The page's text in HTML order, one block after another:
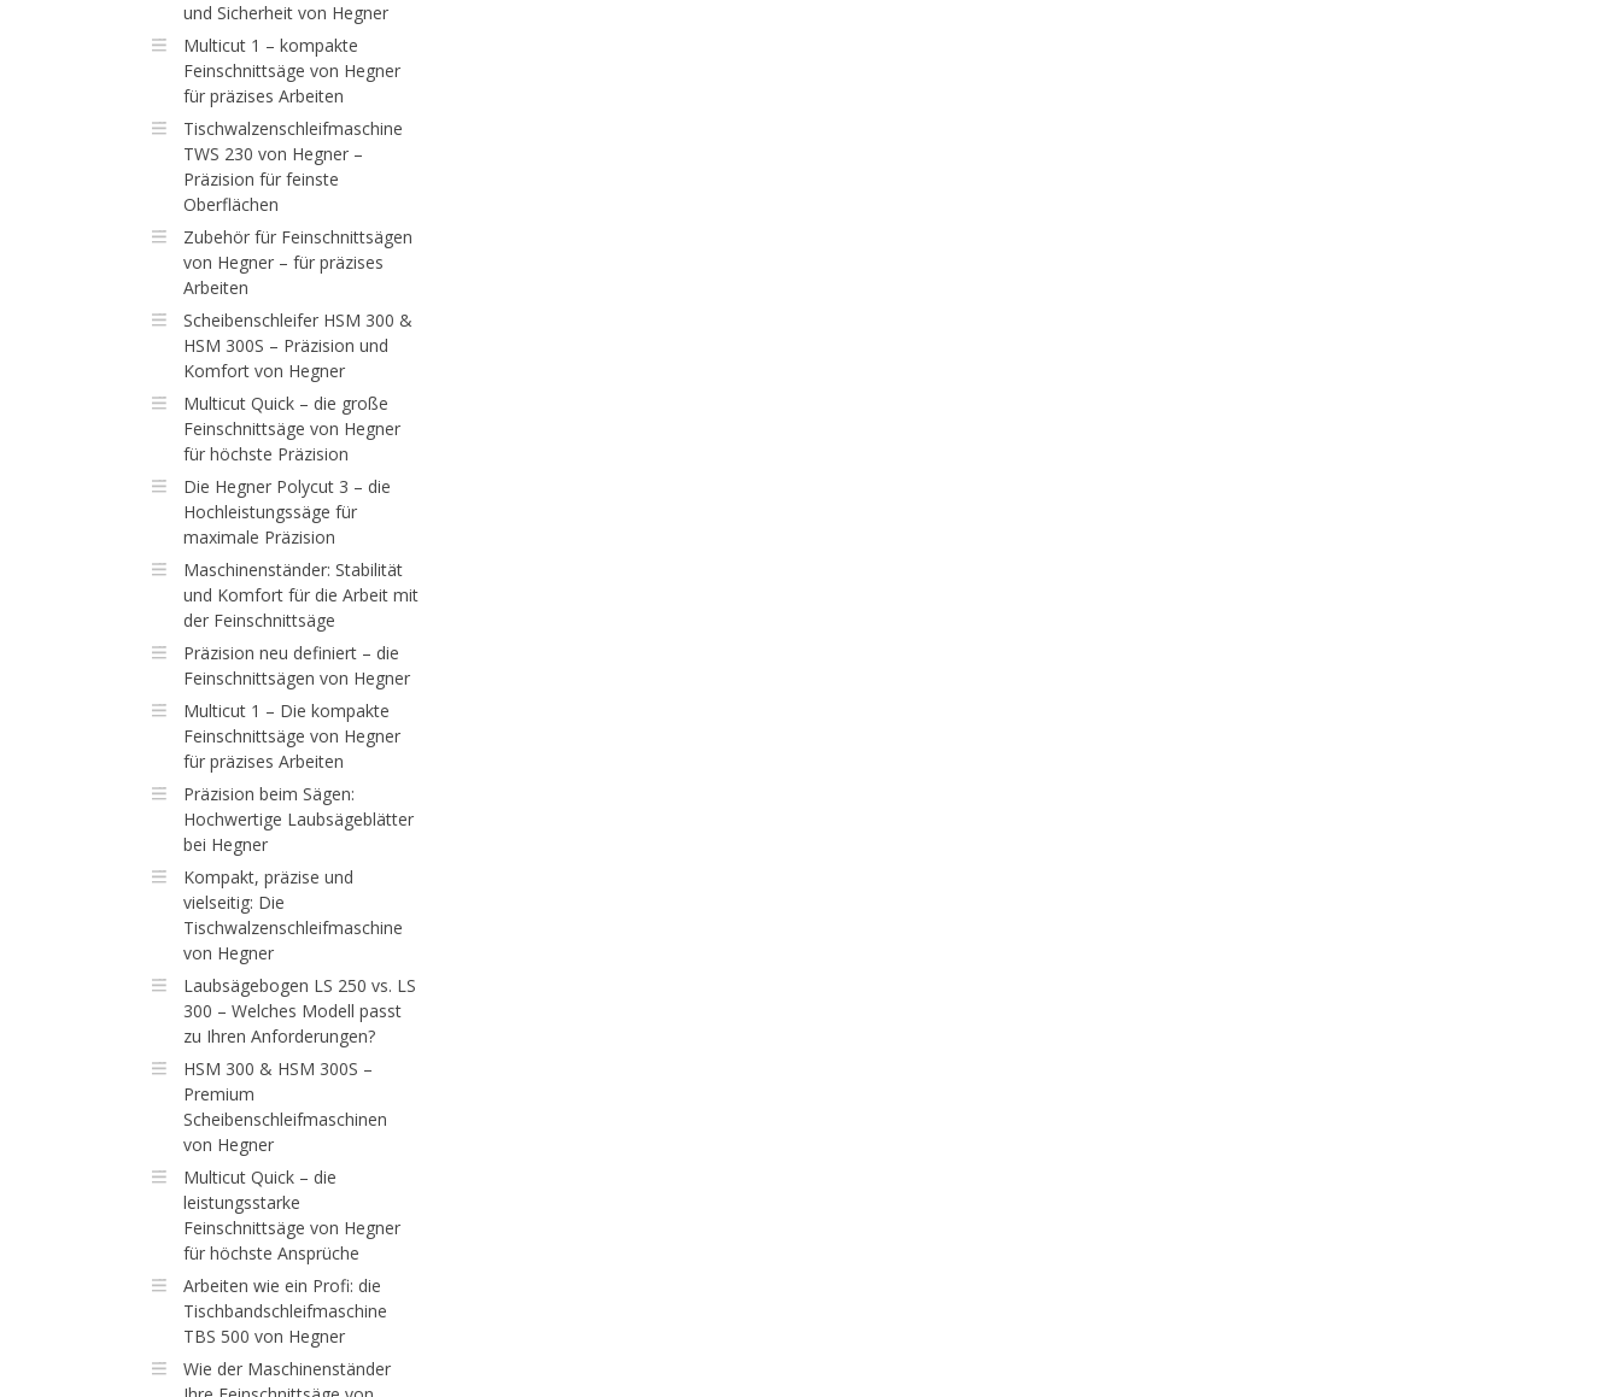
und Sicherheit von Hegner
Multicut 1 – kompakte
Feinschnittsäge von Hegner
für präzises Arbeiten
Tischwalzenschleifmaschine
TWS 230 von Hegner –
Präzision für feinste
Oberflächen
Zubehör für Feinschnittsägen
von Hegner – für präzises
Arbeiten
Scheibenschleifer HSM 300 &
HSM 300S – Präzision und
Komfort von Hegner
Multicut Quick – die große
Feinschnittsäge von Hegner
für höchste Präzision
Die Hegner Polycut 3 – die
Hochleistungssäge für
maximale Präzision
Maschinenständer: Stabilität
und Komfort für die Arbeit mit
der Feinschnittsäge
Präzision neu definiert – die
Feinschnittsägen von Hegner
Multicut 1 – Die kompakte
Feinschnittsäge von Hegner
für präzises Arbeiten
Präzision beim Sägen:
Hochwertige Laubsägeblätter
bei Hegner
Kompakt, präzise und
vielseitig: Die
Tischwalzenschleifmaschine
von Hegner
Laubsägebogen LS 250 vs. LS
300 – Welches Modell passt
zu Ihren Anforderungen?
HSM 300 & HSM 300S –
Premium
Scheibenschleifmaschinen
von Hegner
Multicut Quick – die
leistungsstarke
Feinschnittsäge von Hegner
für höchste Ansprüche
Arbeiten wie ein Profi: die
Tischbandschleifmaschine
TBS 500 von Hegner
Wie der Maschinenständer